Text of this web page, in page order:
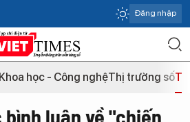
Đăng nhập
Khoa học - Công nghệThị trường số
bình luận về "chiến